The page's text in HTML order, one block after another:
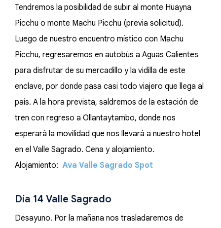
Tendremos la posibilidad de subir al monte Huayna
Picchu o monte Machu Picchu (previa solicitud).
Luego de nuestro encuentro místico con Machu
Picchu, regresaremos en autobús a Aguas Calientes
para disfrutar de su mercadillo y la vidilla de este
enclave, por donde pasa casi todo viajero que llega al
país. A la hora prevista, saldremos de la estación de
tren con regreso a Ollantaytambo, donde nos
esperará la movilidad que nos llevará a nuestro hotel
en el Valle Sagrado. Cena y alojamiento.
Alojamiento: Ava Valle Sagrado Spot
Día 14 Valle Sagrado
Desayuno. Por la mañana nos trasladaremos de